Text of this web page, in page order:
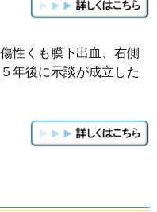
性くも膜下出血、右側
年後に示談が成立した